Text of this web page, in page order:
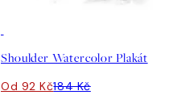
Shoulder Watercolor Plakát
Od 92 Kč184 Kč